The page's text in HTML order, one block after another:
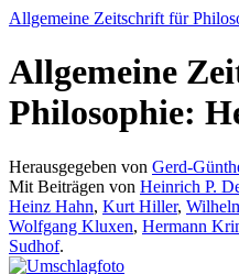
Allgemeine Zeitschrift für
Allgemeine
Philosophie:
Herausgegeben von Gerd-
Mit Beiträgen von Heinrich P.
Heinz Hahn, Kurt Hiller,
Wolfgang Kluxen, Hermann
Sudhof.